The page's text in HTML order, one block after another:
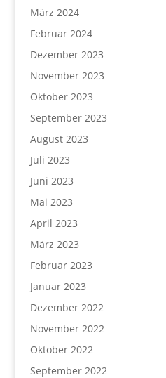
März 2024
Februar 2024
Dezember 2023
November 2023
Oktober 2023
September 2023
August 2023
Juli 2023
Juni 2023
Mai 2023
April 2023
März 2023
Februar 2023
Januar 2023
Dezember 2022
November 2022
Oktober 2022
September 2022